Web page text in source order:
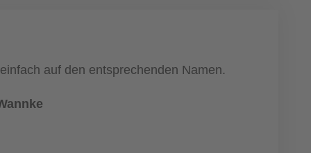
auf den entsprechenden Namen.